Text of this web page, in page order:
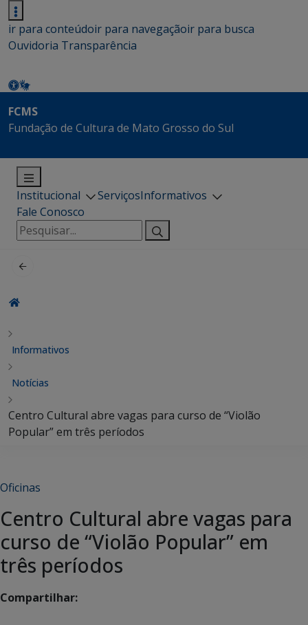
ir para conteúdoir para navegaçãoir para busca
Ouvidoria Transparência
FCMS
Fundação de Cultura de Mato Grosso do Sul
Institucional ServiçosInformativos
Fale Conosco
Pesquisar
por:
Informativos
Notícias
Centro Cultural abre vagas para curso de “Violão
Popular” em três períodos
Oficinas
Centro Cultural abre vagas para
curso de “Violão Popular” em
três períodos
Compartilhar: